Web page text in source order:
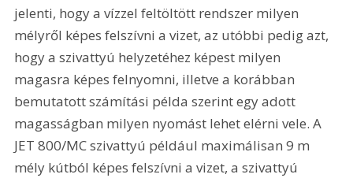
jelenti, hogy a vízzel feltöltött rendszer milyen
mélyről képes felszívni a vizet, az utóbbi pedig azt,
hogy a szivattyú helyzetéhez képest milyen
magasra képes felnyomni, illetve a korábban
bemutatott számítási példa szerint egy adott
magasságban milyen nyomást lehet elérni vele. A
JET 800/MC szivattyú például maximálisan 9 m
mély kútból képes felszívni a vizet, a szivattyú